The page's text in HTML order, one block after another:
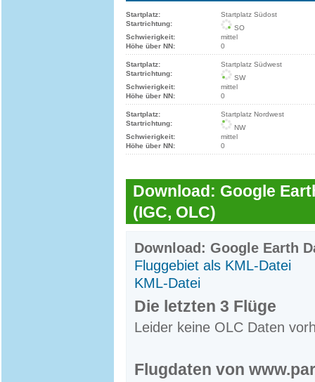
Startplatz:
Startplatz Südost
Startrichtung:
SO
Schwierigkeit:
mittel
Höhe über NN:
0
Startplatz:
Startplatz Südwest
Startrichtung:
SW
Schwierigkeit:
mittel
Höhe über NN:
0
Startplatz:
Startplatz Nordwest
Startrichtung:
NW
Schwierigkeit:
mittel
Höhe über NN:
0
Download: Google
(IGC, OLC)
Download: Google Earth
Fluggebiet als KML-Datei
KML-Datei
Die letzten 3 Flüge
Leider keine OLC Daten
Flugdaten von